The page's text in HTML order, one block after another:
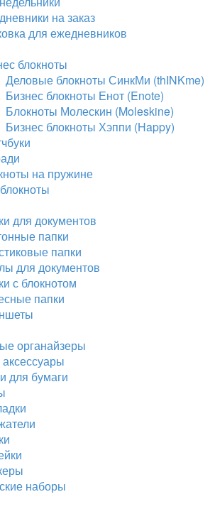
на заказ
для ежедневников
блокноты
Деловые блокноты СинкМи (thINKme)
Бизнес блокноты Енот (Enote)
Блокноты Молескин (Moleskine)
Бизнес блокноты Хэппи (Happy)
на пружине
для документов
папки
папки
для документов
с блокнотом
папки
органайзеры
для бумаги
наборы